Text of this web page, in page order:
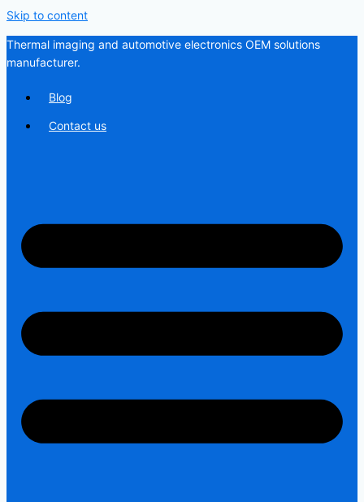
Skip to content
Thermal imaging and automotive electronics OEM solutions
manufacturer.
Blog
Contact us